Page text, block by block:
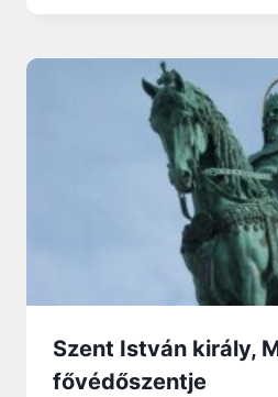
Szent István király,
fővédőszentje